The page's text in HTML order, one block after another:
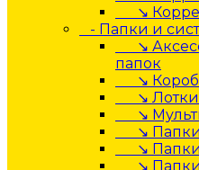
↘
- Папки и
↘
папок
↘ Короб
↘ Лотки
↘
↘ Папки
↘ Папки
↘ Папки